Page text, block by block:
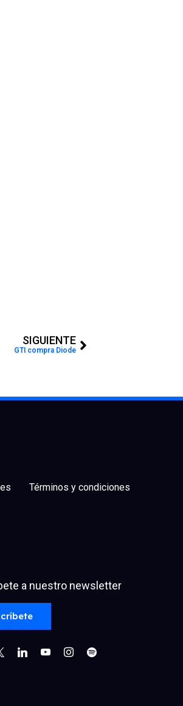
SIGUIENTE
GTI compra Diode
Términos y condiciones
a nuestro newsletter
linkedinyoutubeinstagram
spotify